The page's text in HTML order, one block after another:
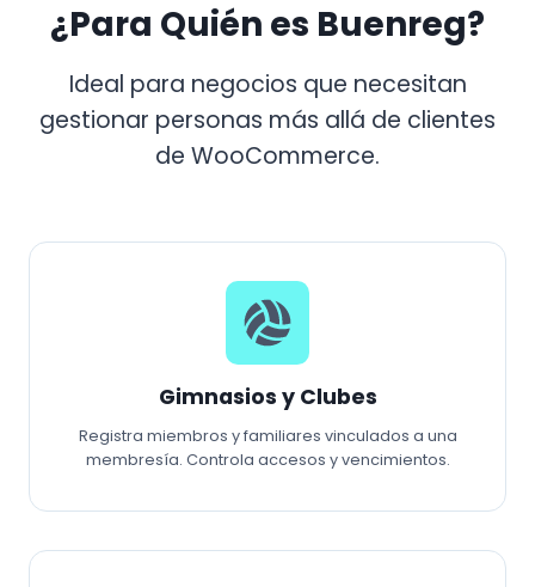
¿Para Quién es Buenreg?
Ideal para negocios que necesitan
gestionar personas más allá de clientes
de WooCommerce.
Gimnasios y Clubes
Registra miembros y familiares vinculados a una
membresía. Controla accesos y vencimientos.